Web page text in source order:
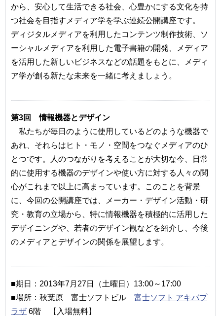
から、安心して生活できる社会、心豊かにする文化を持
つ社会を目指すメディア学を学ぶ連続公開講座です。
ディジタルメディアを利用したコンテンツ制作技術、ソ
ーシャルメディアを利用した電子書籍の開発、メディア
を活用した新しいビジネスなどの話題をもとに、メディ
ア学が創る新たな未来を一緒に考えましょう。
第3回 情報機器とデザイン
私たちが毎日のように使用しているどのような機器で
あれ、それらはヒト・モノ・空間をつなぐメディアのひ
とつです。人のつながりを考えることが大切な今、日常
的に使用する機器のデザインや使い方に対する人々の関
心がこれまで以上に高まっています。このことを背景
に、今回の公開講座では、メーカー・デザイン活動・研
究・教育の立場から、特に情報機器を積極的に活用した
デザイニングや、若者のデザイン観などを紹介し、今後
のメディアとデザインの関係を展望します。
■期日：2013年7月27日（土曜日）13:00～17:00
■場所：秋葉原 富士ソフトビル 富士ソフト アキバプ
ラザ 6階 【入場無料】